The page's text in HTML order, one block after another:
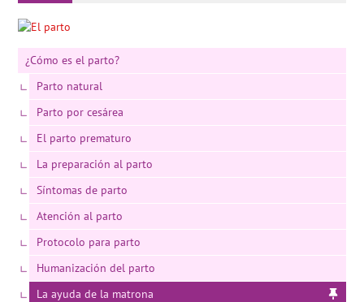
¿Cómo es el parto?
Parto natural
Parto por cesárea
El parto prematuro
La preparación al parto
Síntomas de parto
Atención al parto
Protocolo para parto
Humanización del parto
La ayuda de la matrona